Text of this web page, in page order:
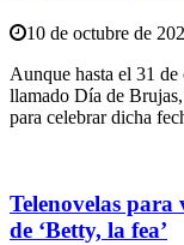
10 de octubre de
Aunque hasta el 31
llamado Día de
para celebrar dicha
Telenovelas
de ‘Betty, la fea’